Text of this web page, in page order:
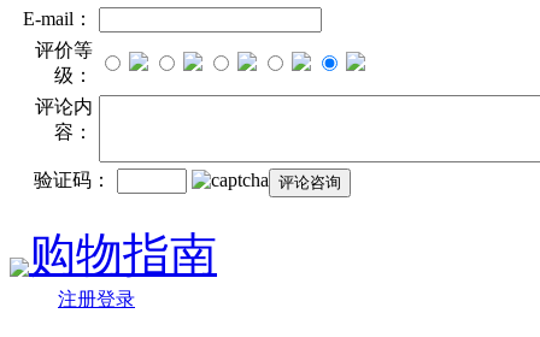
E-mail：
评价等
级：
评论内
容：
验证码：
购物指南
注册登录